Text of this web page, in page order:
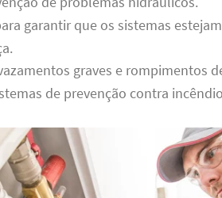
garantir que os sistemas
graves e rompimentos
de prevenção contra